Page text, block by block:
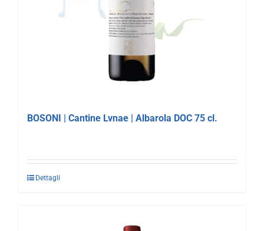
BOSONI | Cantine Lvnae | Albarola DOC 75 cl.
Dettagli